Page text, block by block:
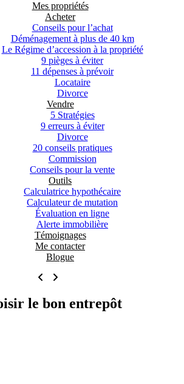
Mes propriétés
Acheter
Conseils pour l’achat
Déménagement à plus de 40 km
Le Régime d’accession à la propriété
9 pièges à éviter
11 dépenses à prévoir
Locataire
Divorce
Vendre
5 Stratégies
9 erreurs à éviter
Divorce
20 conseils pratiques
Commission
Conseils pour la vente
Outils
Calculatrice hypothécaire
Calculateur de mutation
Évaluation en ligne
Alerte immobilière
Témoignages
Me contacter
Blogue
le bon entrepôt